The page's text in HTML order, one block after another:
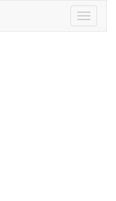
Toggle